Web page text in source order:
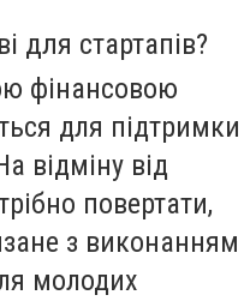
для стартапів?
фінансовою
для підтримки
відміну від
повертати,
з виконанням
молодих